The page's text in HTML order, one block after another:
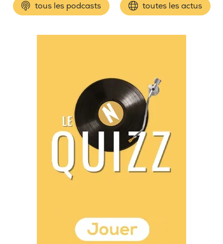
tous les podcasts toutes les actus